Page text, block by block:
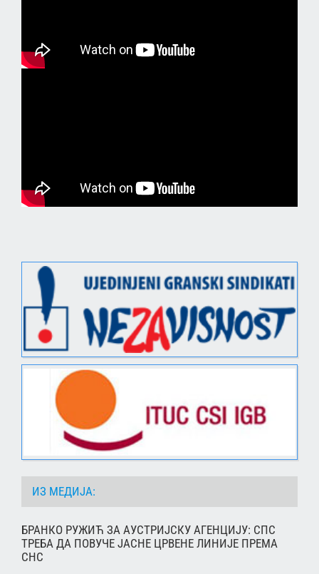
ИЗ МЕДИЈА:
БРАНКО РУЖИЋ ЗА АУСТРИЈСКУ АГЕНЦИЈУ: СПС
ТРЕБА ДА ПОВУЧЕ ЈАСНЕ ЦРВЕНЕ ЛИНИЈЕ ПРЕМА
СНС